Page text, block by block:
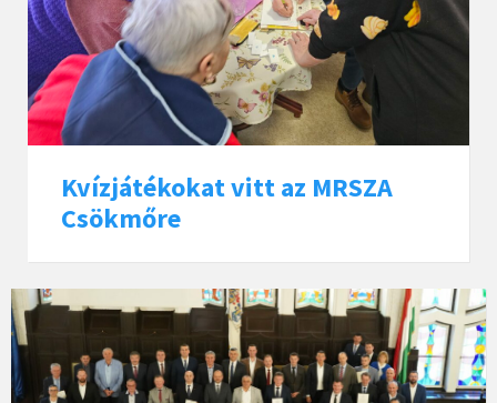
Kvízjátékokat vitt az MRSZA
Csökmőre